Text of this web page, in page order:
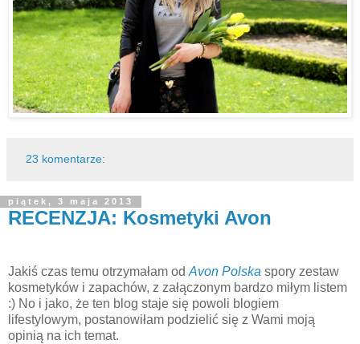
23 komentarze:
piątek, 3 maja 2013
RECENZJA: Kosmetyki Avon
Jakiś czas temu otrzymałam od Avon Polska spory zestaw
kosmetyków i zapachów, z załączonym bardzo miłym listem
:) No i jako, że ten blog staje się powoli blogiem
lifestylowym, postanowiłam podzielić się z Wami moją
opinią na ich temat.